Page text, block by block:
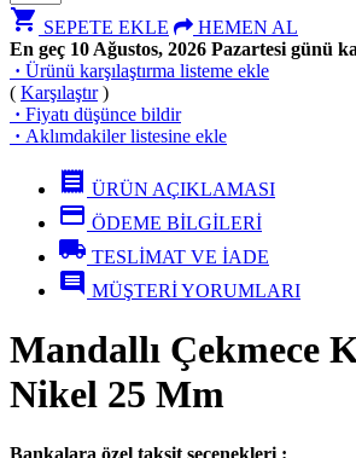
shopping_cart SEPETE EKLE
HEMEN AL
En geç 10 Ağustos, 2026 Pazartesi günü
· Ürünü karşılaştırma listeme ekle
( Karşılaştır)
· Fiyatı düşünce bildir
· Aklımdakiler listesine ekle
receipt ÜRÜN AÇIKLAMASI
credit_card ÖDEME BİLGİLERİ
local_shipping TESLİMAT VE İADE
comment MÜŞTERİ YORUMLARI
Mandallı Çekmece
Nikel 25 Mm
Bankalara özel taksit seçenekleri :